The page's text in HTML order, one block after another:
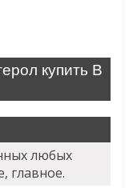
купить В
любых
главное.